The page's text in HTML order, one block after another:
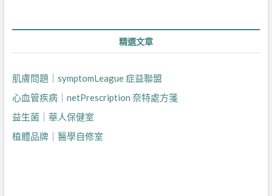
精選文章
肌膚問題｜symptomLeague 症益聯盟
心血管疾病｜netPrescription 奈特處方箋
益生菌｜華人保健室
植體品牌｜醫學自修室